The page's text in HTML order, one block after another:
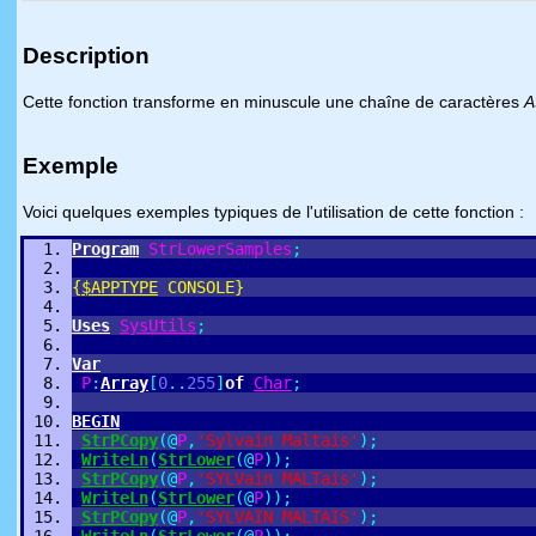
Description
Cette fonction transforme en minuscule une chaîne de caractères
Exemple
Voici quelques exemples typiques de l'utilisation de cette fonction :
Program StrLowerSamples ;
{$APPTYPE CONSOLE}
Uses SysUtils ;
Var
P:Array [0. . 255] of Char;
BEGIN
StrPCopy(@P, 'Sylvain Maltais' ) ;
WriteLn(StrLower(@P) ) ;
StrPCopy(@P, 'SYLVain MALTais' ) ;
WriteLn(StrLower(@P) ) ;
StrPCopy(@P, 'SYLVAIN MALTAIS' ) ;